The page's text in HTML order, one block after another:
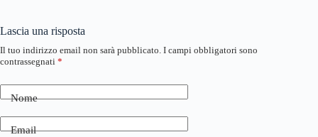
Lascia una risposta
Il tuo indirizzo email non sarà pubblicato. I campi obbligatori sono
contrassegnati *
Nome
Email